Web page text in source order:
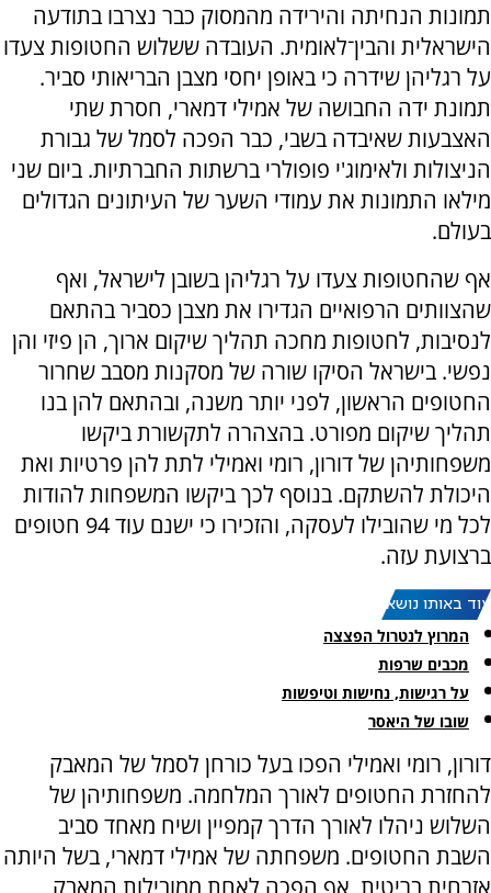
תמונות הנחיתה והירידה מהמסוק כבר נצרבו בתודעה
הישראלית והבין־לאומית. העובדה ששלוש החטופות צעדו
על רגליהן שידרה כי באופן יחסי מצבן הבריאותי סביר.
תמונת ידה החבושה של אמילי דמארי, חסרת שתי
האצבעות שאיבדה בשבי, כבר הפכה לסמל של גבורת
הניצולות ולאימוג'י פופולרי ברשתות החברתיות. ביום שני
מילאו התמונות את עמודי השער של העיתונים הגדולים
בעולם.
אף שהחטופות צעדו על רגליהן בשובן לישראל, ואף
שהצוותים הרפואיים הגדירו את מצבן כסביר בהתאם
לנסיבות, לחטופות מחכה תהליך שיקום ארוך, הן פיזי והן
נפשי. בישראל הסיקו שורה של מסקנות מסבב שחרור
החטופים הראשון, לפני יותר משנה, ובהתאם להן בנו
תהליך שיקום מפורט. בהצהרה לתקשורת ביקשו
משפחותיהן של דורון, רומי ואמילי לתת להן פרטיות ואת
היכולת להשתקם. בנוסף לכך ביקשו המשפחות להודות
לכל מי שהובילו לעסקה, והזכירו כי ישנם עוד 94 חטופים
ברצועת עזה.
עוד באותו נושא:
המרוץ לנטרול הפצצה
מכבים שרפות
על רגישות, נחישות וטיפשות
שובו של היאסר
דורון, רומי ואמילי הפכו בעל כורחן לסמל של המאבק
להחזרת החטופים לאורך המלחמה. משפחותיהן של
השלוש ניהלו לאורך הדרך קמפיין ושיח מאחד סביב
השבת החטופים. משפחתה של אמילי דמארי, בשל היותה
אזרחית בריטית, אף הפכה לאחת ממובילות המאבק